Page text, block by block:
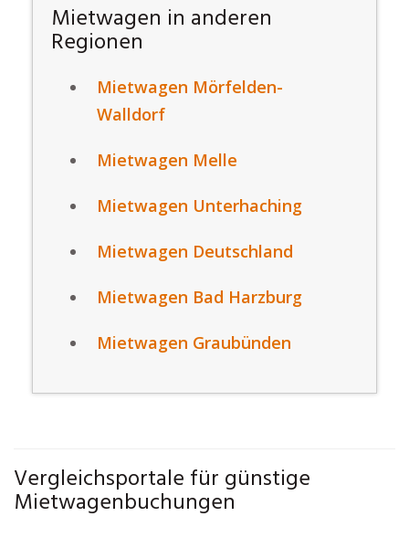
Mietwagen in anderen
Regionen
Mietwagen Mörfelden-
Walldorf
Mietwagen Melle
Mietwagen Unterhaching
Mietwagen Deutschland
Mietwagen Bad Harzburg
Mietwagen Graubünden
Vergleichsportale für günstige
Mietwagenbuchungen